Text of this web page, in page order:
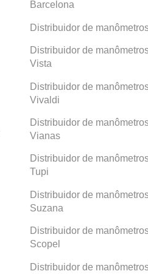
Barcelona
Distribuidor de
Distribuidor de
Vista
Distribuidor de
Vivaldi
Distribuidor de
Vianas
Distribuidor de
Tupi
Distribuidor de
Suzana
Distribuidor de
Scopel
Distribuidor de